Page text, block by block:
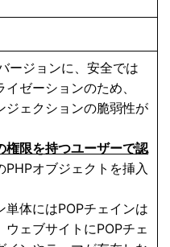
ージョンに、安全では
ゼーションのため、
ジェクションの脆弱性が
権限を持つユーザーで認
PHPオブジェクトを挿入
単体にはPOPチェインは
ェブサイトにPOPチェ